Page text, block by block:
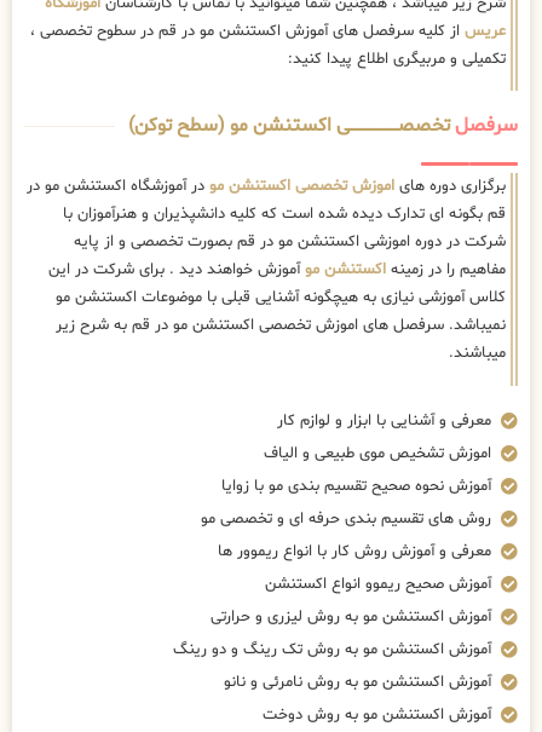
عریس از کلیه سرفصل های آموزش اکستنشن مو در قم در سطوح تخصصی ،
تکمیلی و مربیگری اطلاع پیدا کنید:
سرفصلتخصصــــــــــــــــــــی اکستنشن مو (سطح توکن)
برگزاری دوره های اموزش تخصصی اکستنشن مو در آموزشگاه اکستنشن مو در
قم بگونه ای تدارک دیده شده است که کلیه دانشپذیران و هنرآموزان با
شرکت در دوره اموزشی اکستنشن مو در قم بصورت تخصصی و از پایه
مفاهیم را در زمینه اکستنشن موآموزش خواهند دید . برای شرکت در این
کلاس آموزشی نیازی به هیچگونه آشنایی قبلی با موضوعات اکستنشن مو
نمیباشد. سرفصل های اموزش تخصصی اکستنشن مو در قم به شرح زیر
میباشند.
معرفی و آشنایی با ابزار و لوازم کار
اموزش تشخیص موی طبیعی و الیاف
آموزش نحوه صحیح تقسیم بندی مو با زوایا
روش های تقسیم بندی حرفه ای و تخصصی مو
معرفی و آموزش روش کار با انواع ریموور ها
آموزش صحیح ریموو انواع اکستنشن
آموزش اکستنشن مو به روش لیزری و حرارتی
آموزش اکستنشن مو به روش تک رینگ و دو رینگ
آموزش اکستنشن مو به روش نامرئی و نانو
آموزش اکستنشن مو به روش دوخت